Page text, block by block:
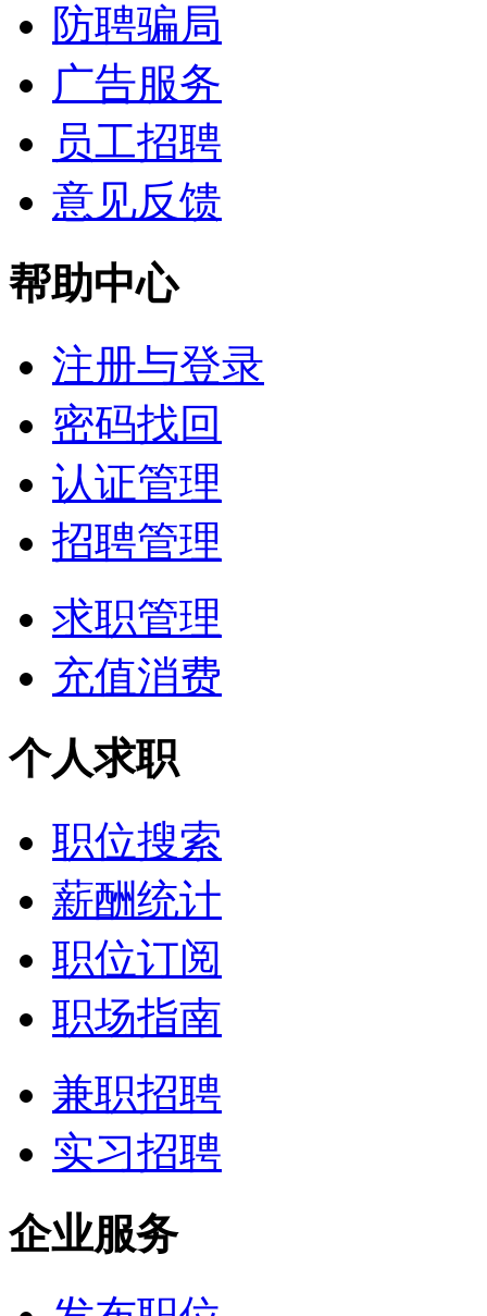
防聘骗局
广告服务
员工招聘
意见反馈
帮助中心
注册与登录
密码找回
认证管理
招聘管理
求职管理
充值消费
个人求职
职位搜索
薪酬统计
职位订阅
职场指南
兼职招聘
实习招聘
企业服务